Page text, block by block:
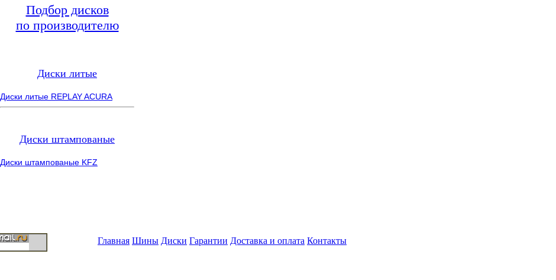
Подбор дисков
по производителю
Диски литые
Диски литые REPLAY ACURA
Диски штампованые
Диски штампованые KFZ
Главная Шины Диски Гарантии Доставка и оплата Контакты